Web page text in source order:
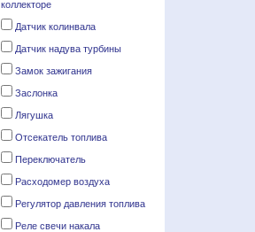
коллекторе
Датчик колинвала
Датчик надува турбины
Замок зажигания
Заслонка
Лягушка
Отсекатель топлива
Переключатель
Расходомер воздуха
Регулятор давления топлива
Реле cвечи накала